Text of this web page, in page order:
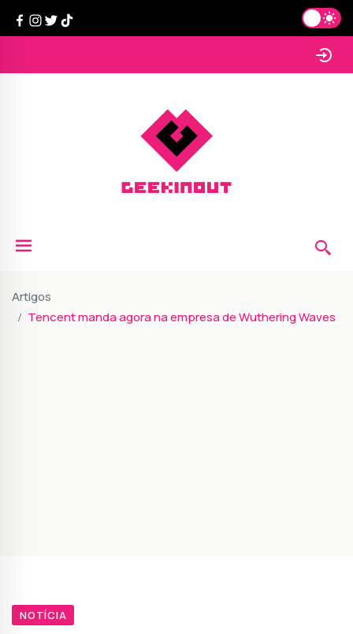
Artigos
Tencent manda agora na empresa de Wuthering Waves
NOTÍCIA